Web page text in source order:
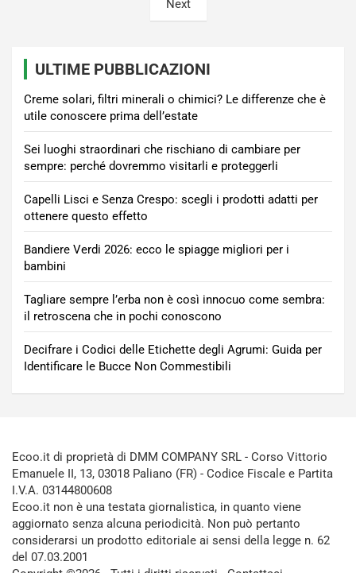
Next
ULTIME PUBBLICAZIONI
Creme solari, filtri minerali o chimici? Le differenze che è
utile conoscere prima dell’estate
Sei luoghi straordinari che rischiano di cambiare per
sempre: perché dovremmo visitarli e proteggerli
Capelli Lisci e Senza Crespo: scegli i prodotti adatti per
ottenere questo effetto
Bandiere Verdi 2026: ecco le spiagge migliori per i
bambini
Tagliare sempre l’erba non è così innocuo come sembra:
il retroscena che in pochi conoscono
Decifrare i Codici delle Etichette degli Agrumi: Guida per
Identificare le Bucce Non Commestibili
Ecoo.it di proprietà di DMM COMPANY SRL - Corso Vittorio
Emanuele II, 13, 03018 Paliano (FR) - Codice Fiscale e Partita
I.V.A. 03144800608
Ecoo.it non è una testata giornalistica, in quanto viene
aggiornato senza alcuna periodicità. Non può pertanto
considerarsi un prodotto editoriale ai sensi della legge n. 62
del 07.03.2001